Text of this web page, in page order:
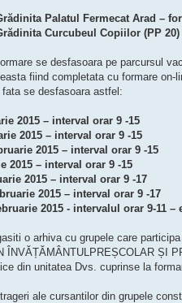
Palatul Fermecat Arad –
Curcubeul Copiilor (PP
se desfasoara pe parcursul
fiind completata cu formare on-
se desfasoara astfel:
2015 – interval orar 9 -15
2015 – interval orar 9 -15
2015 – interval orar 9 -15
2015 – interval orar 9 -15
2015 – interval orar 9 -17
2015 – interval orar 9 -17
2015 - intervalul orar 9-11 –
o arhiva cu grupele care
ÎNVĂȚĂMÂNTULPREȘCOLAR ȘI
din unitatea Dvs. cuprinse la
ale cursantilor din grupele